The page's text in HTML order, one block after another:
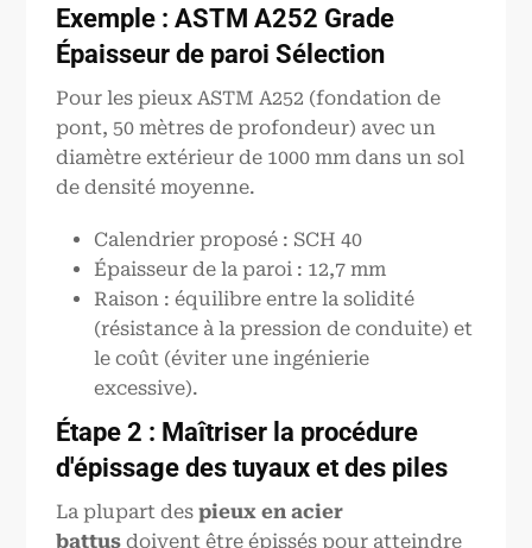
Exemple : ASTMA252 Grade
Épaisseur de paroi Sélection
Pour les pieux ASTM A252 (fondation de
pont, 50 mètres de profondeur) avec un
diamètre extérieur de 1000 mm dans un sol
de densité moyenne.
Calendrier proposé : SCH 40
Épaisseur de la paroi : 12,7 mm
Raison : équilibre entre la solidité
(résistance à la pression de conduite) et
le coût (éviter une ingénierie
excessive).
Étape 2 : Maîtriser la procédure
d'épissage des tuyaux et des piles
La plupart despieux en acier
battus doivent être épissés pour atteindre